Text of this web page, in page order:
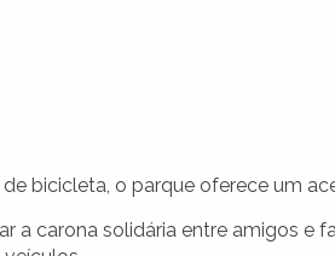
de bicicleta, o parque oferece um
a carona solidária entre amigos e